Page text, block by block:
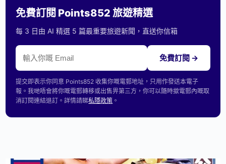
免費訂閱 Points852 旅遊精選
每 3 日由 AI 精選 5 篇最重要旅遊新聞，直送你信箱
免費訂閱 →
提交即表示你同意 Points852 收集你嘅電郵地址，只用作發送本電子
報。我哋唔會將你嘅電郵轉移或出售畀第三方，你可以隨時撳電郵內嘅取
消訂閱連結退訂。詳情請睇私隱政策 。